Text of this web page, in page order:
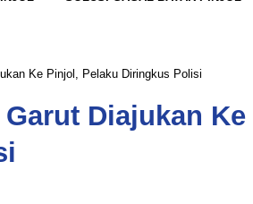
Ke Pinjol, Pelaku Diringkus Polisi
Diajukan Ke